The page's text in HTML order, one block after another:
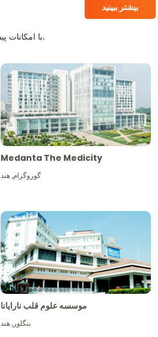
بیشتر ببینید
بیمارستان های معتبر JCI و NABH با امکانات پیشرفته با قیمت های مقرون به صرفه همراه با بهترین کادر پزشکی.
Medanta The Medicity
گوروگرام,هند
موسسه علوم قلب نارایانا
بنگلور,هند